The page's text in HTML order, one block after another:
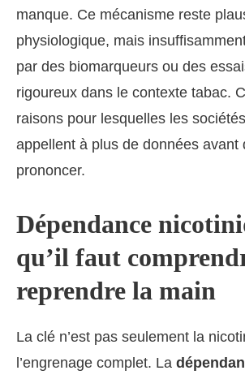
manque. Ce mécanisme reste
physiologique, mais
par des biomarqueurs ou des
rigoureux dans le contexte tabac.
raisons pour lesquelles les
appellent à plus de données avant
prononcer.
Dépendance
qu’il faut
reprendre la main
La clé n’est pas seulement la
l’engrenage complet. La